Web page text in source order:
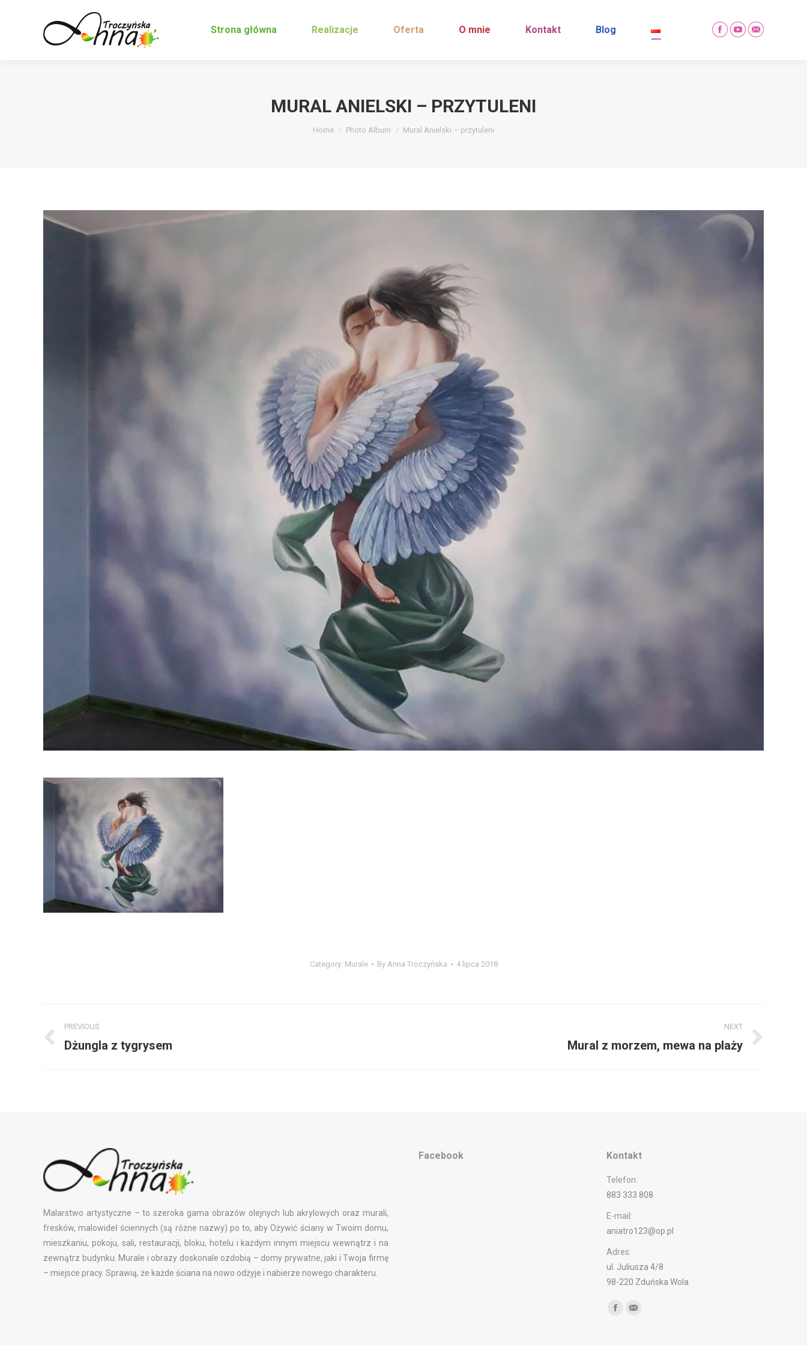
Strona główna Realizacje Oferta O mnie Kontakt Blog
Facebook
YouTube
Mail
MURAL ANIELSKI – PRZYTULENI
You are here:
Home Photo Album Mural Anielski – przytuleni
Category: Murale By Anna Troczyńska 4 lipca 2018
Album
navigation
PREVIOUS
Previous
Dżungla z tygrysem
NEXT
Mural z morzem, mewa na plaży
Malarstwo artystyczne – to szeroka gama obrazów olejnych lub akrylowych oraz murali,
fresków, malowideł ściennych (są różne nazwy) po to, aby Ożywić ściany w Twoim domu,
mieszkaniu, pokoju, sali, restauracji, bloku, hotelu i każdym innym miejscu wewnątrz i na
zewnątrz budynku. Murale i obrazy doskonale ozdobią – domy prywatne, jaki i Twoja firmę
– miejsce pracy. Sprawią, że każde ściana na nowo odżyje i nabierze nowego charakteru.
Facebook Kontakt
Telefon:
883 333 808
E-mail:
aniatro123@op.pl
Adres:
ul. Juliusza 4/8
98-220 Zduńska Wola
Find us on: